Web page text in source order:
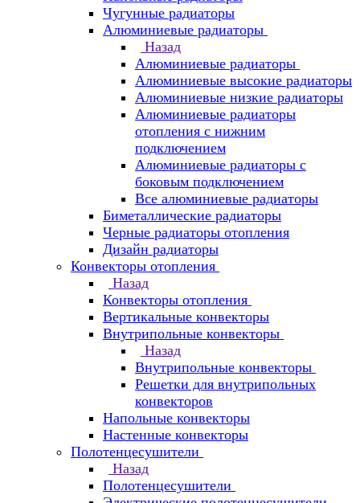
Чугунные радиаторы
Алюминиевые радиаторы
Назад
Алюминиевые радиаторы
Алюминиевые высокие радиаторы
Алюминиевые низкие радиаторы
Алюминиевые радиаторы
отопления с нижним
подключением
Алюминиевые радиаторы с
боковым подключением
Все алюминиевые радиаторы
Биметаллические радиаторы
Черные радиаторы отопления
Дизайн радиаторы
Конвекторы отопления
Назад
Конвекторы отопления
Вертикальные конвекторы
Внутрипольные конвекторы
Назад
Внутрипольные конвекторы
Решетки для внутрипольных
конвекторов
Напольные конвекторы
Настенные конвекторы
Полотенцесушители
Назад
Полотенцесушители